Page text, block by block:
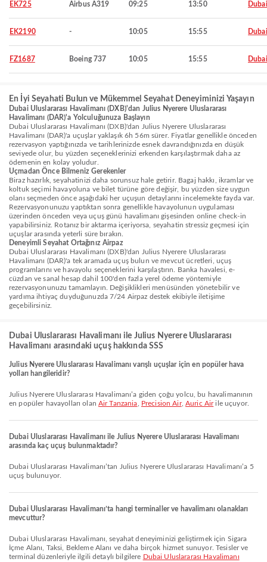
EK725 Airbus A319 09:25 13:50 Dubai
EK2190 - 10:05 15:55 Dubai
FZ1687 Boeing 737 10:05 15:55 Dubai
En İyi Seyahati Bulun ve Mükemmel Seyahat Deneyiminizi Yaşayın
Dubai Uluslararası Havalimanı (DXB)'dan Julius Nyerere Uluslararası
Havalimanı (DAR)'a Yolculuğunuza Başlayın
Dubai Uluslararası Havalimanı (DXB)'dan Julius Nyerere Uluslararası
Havalimanı (DAR)'a uçuşlar yaklaşık 6h 56m sürer. Fiyatlar genellikle önceden
rezervasyon yaptığınızda ve tarihlerinizde esnek davrandığınızda en düşük
seviyede olur, bu yüzden seçeneklerinizi erkenden karşılaştırmak daha az
ödemenin en kolay yoludur.
Uçmadan Önce Bilmeniz Gerekenler
Biraz hazırlık, seyahatinizi daha sorunsuz hale getirir. Bagaj hakkı, ikramlar ve
koltuk seçimi havayoluna ve bilet türüne göre değişir, bu yüzden size uygun
olanı seçmeden önce aşağıdaki her uçuşun detaylarını incelemekte fayda var.
Rezervasyonunuzu yaptıktan sonra genellikle havayolunun uygulaması
üzerinden önceden veya uçuş günü havalimanı gişesinden online check-in
yapabilirsiniz. Rotanız bir aktarma içeriyorsa, seyahatin stressiz geçmesi için
uçuşlar arasında yeterli süre bırakın.
Deneyimli Seyahat Ortağınız Airpaz
Dubai Uluslararası Havalimanı (DXB)'dan Julius Nyerere Uluslararası
Havalimanı (DAR)'a tek aramada uçuş bulun ve mevcut ücretleri, uçuş
programlarını ve havayolu seçeneklerini karşılaştırın. Banka havalesi, e-
cüzdan ve sanal hesap dahil 100'den fazla yerel ödeme yöntemiyle
rezervasyonunuzu tamamlayın. Değişiklikleri menüsünden yönetebilir ve
yardıma ihtiyaç duyduğunuzda 7/24 Airpaz destek ekibiyle iletişime
geçebilirsiniz.
Dubai Uluslararası Havalimanı ile Julius Nyerere Uluslararası
Havalimanı arasındaki uçuş hakkında SSS
Julius Nyerere Uluslararası Havalimanı varışlı uçuşlar için en popüler hava
yolları hangileridir?
Julius Nyerere Uluslararası Havalimanı’a giden çoğu yolcu, bu havalimanının
en popüler havayolları olan Air Tanzania Precision Air, Auric Airile uçuyor.
Dubai Uluslararası Havalimanı ile Julius Nyerere Uluslararası Havalimanı
arasında kaç uçuş bulunmaktadır?
Dubai Uluslararası Havalimanı’tan Julius Nyerere Uluslararası Havalimanı’a 5
uçuş bulunuyor.
Dubai Uluslararası Havalimanı’ta hangi terminaller ve havalimanı olanakları
mevcuttur?
Dubai Uluslararası Havalimanı, seyahat deneyiminizi geliştirmek için Sigara
İçme Alanı, Taksi, Bekleme Alanı ve daha birçok hizmet sunuyor. Tesisler ve
terminal düzenleriyle ilgili detaylı bilgilere Dubai Uluslararası Havalimanı